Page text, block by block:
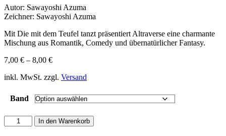
Autor: Sawayoshi Azuma
Zeichner: Sawayoshi Azuma
Mit Die mit dem Teufel tanzt präsentiert Altraverse eine charmante
Mischung aus Romantik, Comedy und übernatürlicher Fantasy.
7,00 € – 8,00 €
inkl. MwSt. zzgl. Versand
Band
mit
In den Warenkorb